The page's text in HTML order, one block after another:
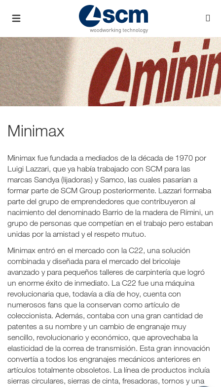
Minimax
Minimax fue fundada a mediados de la década de 1970 por
Luigi Lazzari, que ya había trabajado con SCM para las
marcas Sandya (lijadoras) y Samco, las cuales pasarían a
formar parte de SCM Group posteriormente. Lazzari formaba
parte del grupo de emprendedores que contribuyeron al
nacimiento del denominado Barrio de la madera de Rímini, un
grupo de personas que competían en el trabajo pero estaban
unidas por la amistad y el respeto mutuo.
Minimax entró en el mercado con la C22, una solución
combinada y diseñada para el mercado del bricolaje
avanzado y para pequeños talleres de carpintería que logró
un enorme éxito de inmediato. La C22 fue una máquina
revolucionaria que, todavía a día de hoy, cuenta con
numerosos fans que la conservan como artículo de
coleccionista. Además, contaba con una gran cantidad de
patentes a su nombre y un cambio de engranaje muy
sencillo, revolucionario y económico, que aprovechaba la
elasticidad de la correa de transmisión. Esta gran innovación
convertía a todos los engranajes mecánicos anteriores en
artículos totalmente obsoletos. La línea de productos incluía
sierras circulares, sierras de cinta, fresadoras, tornos y una